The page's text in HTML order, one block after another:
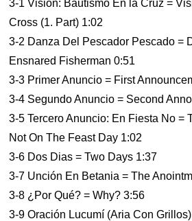
3-1 Visión: Bautismo En la Cruz =
Cross (1. Part) 1:02
3-2 Danza Del Pescador Pescado =
Ensnared Fisherman 0:51
3-3 Primer Anuncio = First
3-4 Segundo Anuncio = Second
3-5 Tercero Anuncio: En Fiesta No =
Not On The Feast Day 1:02
3-6 Dos Dias = Two Days 1:37
3-7 Unción En Betania = The
3-8 ¿Por Qué? = Why? 3:56
3-9 Oración Lucumí (Aria Con